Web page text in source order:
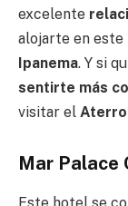
excelente
alojarte en este
Ipanema. Y si
sentirte más
visitar el Aterro
Mar Palace